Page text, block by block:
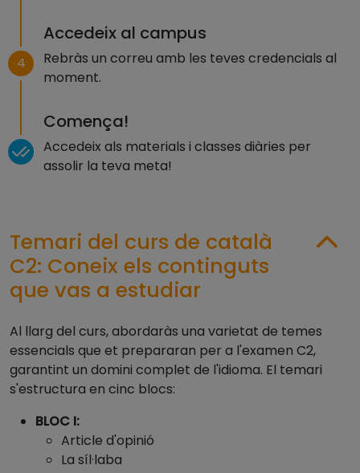
4
Accedeix al campus
Rebràs un correu amb les teves credencials al
moment.
Comença!
Accedeix als materials i classes diàries per
assolir la teva meta!
Temari del curs de català
C2: Coneix els continguts
que vas a estudiar
Al llarg del curs, abordaràs una varietat de temes
essencials que et prepararan per a l'examen C2,
garantint un domini complet de l'idioma. El temari
s'estructura en cinc blocs:
BLOC I:
Article d'opinió
La síl·laba